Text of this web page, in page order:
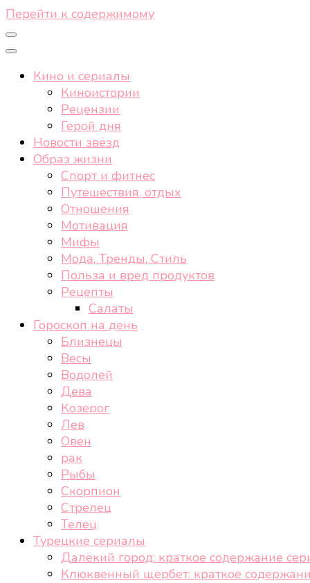
Перейти к содержимому
Кино и сериалы
Киноистории
Рецензии
Герой дня
Новости звёзд
Образ жизни
Спорт и фитнес
Путешествия, отдых
Отношения
Мотивация
Мифы
Мода, Тренды, Стиль
Польза и вред продуктов
Рецепты
Салаты
Гороскоп на день
Близнецы
Весы
Водолей
Дева
Козерог
Лев
Овен
рак
Рыбы
Скорпион
Стрелец
Телец
Турецкие сериалы
Далёкий город: краткое содержание
Клюквенный щербет: краткое